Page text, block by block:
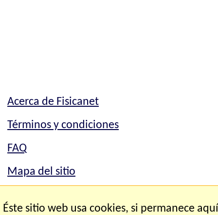
Acerca de Fisicanet
Términos y condiciones
FAQ
Mapa del sitio
Éste sitio web usa cookies, si permanece aquí